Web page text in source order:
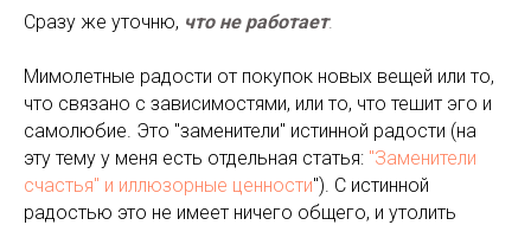
Сразу же уточню, что не работает.
Мимолетные радости от покупок новых вещей или то,
что связано с зависимостями, или то, что тешит эго и
самолюбие. Это "заменители" истинной радости (на
эту тему у меня есть отдельная статья: "Заменители
счастья" и иллюзорные ценности"). С истинной
радостью это не имеет ничего общего, и утолить